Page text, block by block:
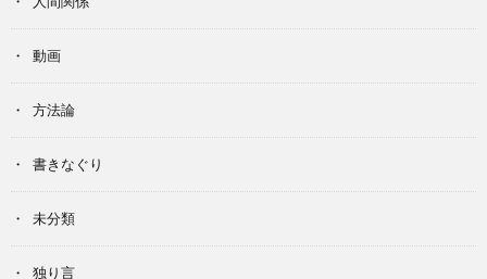
動画
方法論
書きなぐり
未分類
独り言